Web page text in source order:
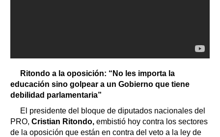
Ritondo a la oposición: “No les importa la
educación sino golpear a un Gobierno que tiene
debilidad parlamentaria”
El presidente del bloque de diputados nacionales del
PRO, Cristian Ritondo, embistió hoy contra los sectores
de la oposición que están en contra del veto a la ley de